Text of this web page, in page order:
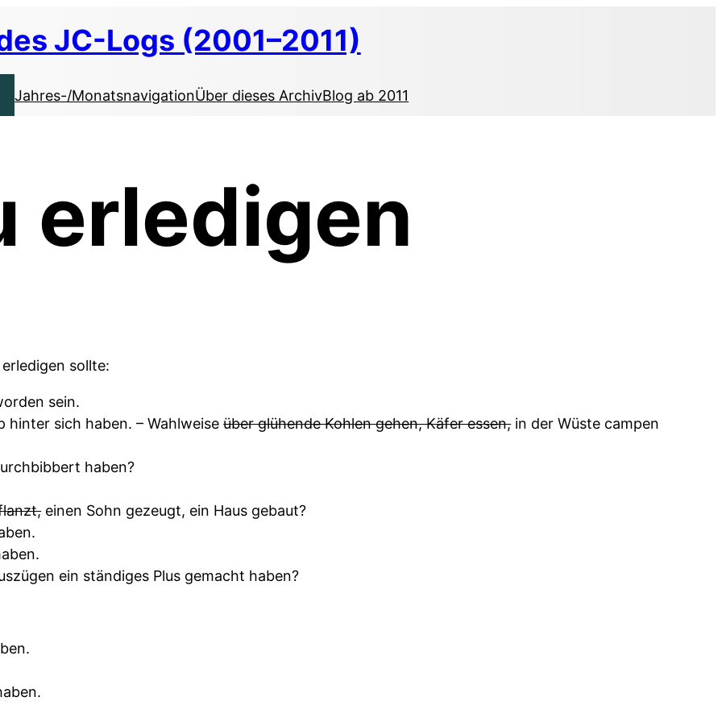
JC-Logs (2001–2011)
Jahres-/MonatsnavigationÜber dieses ArchivBlog ab 2011
erledigen
sollte:
sein.
hinter sich haben. – Wahlweiseüber glühende Kohlen gehen, Käfer essen,in der Wüste campen
haben?
einen Sohn gezeugt, ein Haus gebaut?
ein ständiges Plus gemacht haben?